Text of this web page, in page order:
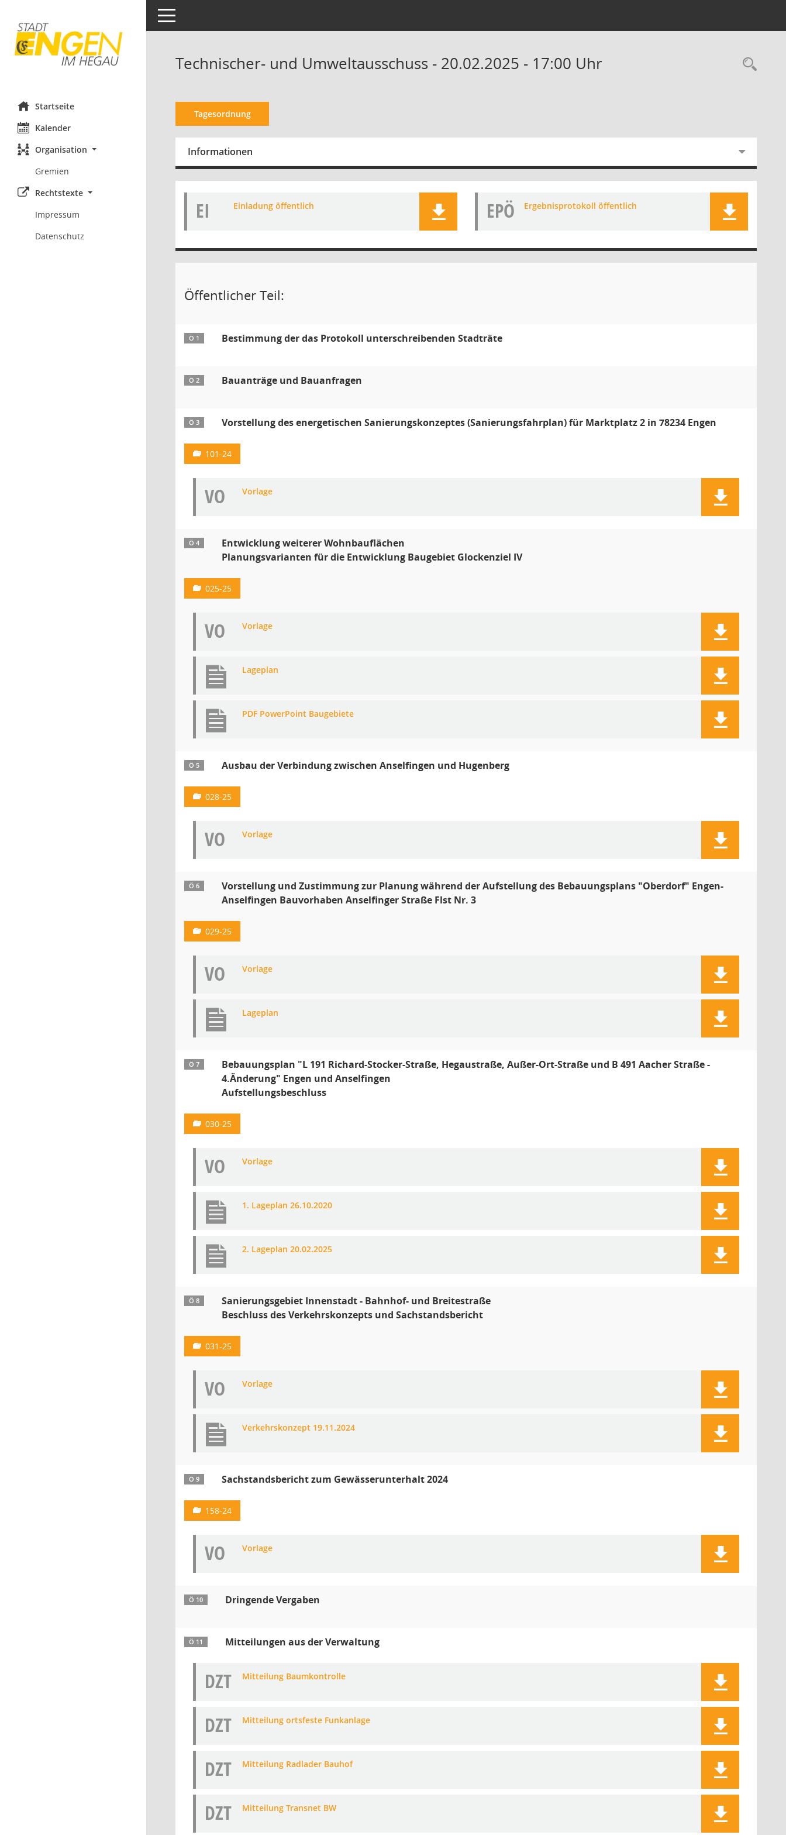
Startseite
Kalender
Organisation
Gremien
Rechtstexte
Impressum
Datenschutz
Toggle navigation
Technischer- und Umweltausschuss - 20.02.2025 - 17:00 Uhr
Tagesordnung
Informationen
EI Einladung öffentlich EPÖ Ergebnisprotokoll öffentlich
Öffentlicher Teil:
Ö 1 Bestimmung der das Protokoll unterschreibenden Stadträte
Ö 2 Bauanträge und Bauanfragen
Ö 3 Vorstellung des energetischen Sanierungskonzeptes (Sanierungsfahrplan) für Marktplatz 2 in 78234 Engen
101-24
VO Vorlage
Ö 4
Entwicklung weiterer Wohnbauflächen
Planungsvarianten für die Entwicklung Baugebiet Glockenziel IV
025-25
VO Vorlage
Lageplan
PDF PowerPoint Baugebiete
Ö 5 Ausbau der Verbindung zwischen Anselfingen und Hugenberg
028-25
VO Vorlage
Ö 6
Vorstellung und Zustimmung zur Planung während der Aufstellung des Bebauungsplans "Oberdorf" Engen-
Anselfingen Bauvorhaben Anselfinger Straße Flst Nr. 3
029-25
VO Vorlage
Lageplan
Ö 7
Bebauungsplan "L 191 Richard-Stocker-Straße, Hegaustraße, Außer-Ort-Straße und B 491 Aacher Straße -
4.Änderung" Engen und Anselfingen
Aufstellungsbeschluss
030-25
VO Vorlage
1. Lageplan 26.10.2020
2. Lageplan 20.02.2025
Ö 8
Sanierungsgebiet Innenstadt - Bahnhof- und Breitestraße
Beschluss des Verkehrskonzepts und Sachstandsbericht
031-25
VO Vorlage
Verkehrskonzept 19.11.2024
Ö 9 Sachstandsbericht zum Gewässerunterhalt 2024
158-24
VO Vorlage
Ö 10 Dringende Vergaben
Ö 11 Mitteilungen aus der Verwaltung
DZT Mitteilung Baumkontrolle
DZT Mitteilung ortsfeste Funkanlage
DZT Mitteilung Radlader Bauhof
DZT Mitteilung Transnet BW